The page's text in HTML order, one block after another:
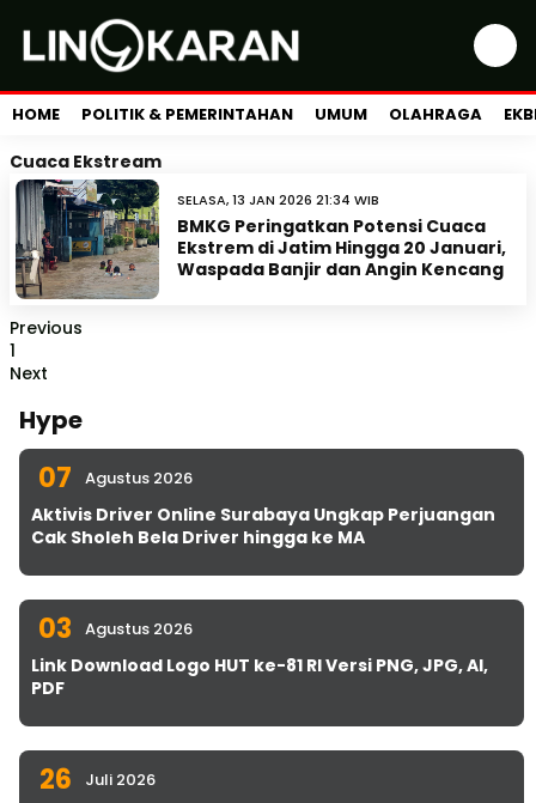
HOME POLITIK & PEMERINTAHAN UMUM OLAHRAGA
Cuaca Ekstream
SELASA, 13 JAN 2026 21:34 WIB
BMKG Peringatkan Potensi Cuaca
Ekstrem di Jatim Hingga 20 Januari,
Waspada Banjir dan Angin Kencang
Previous
1
Next
Hype
07 Agustus 2026
Aktivis Driver Online Surabaya Ungkap Perjuangan
Cak Sholeh Bela Driver hingga ke MA
03 Agustus 2026
Link Download Logo HUT ke-81 RI Versi PNG, JPG, AI,
PDF
26 Juli 2026